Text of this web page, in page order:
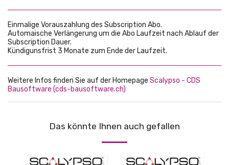
Einmalige Vorauszahlung des Subscription Abo.
Automaische Verlängerung um die Abo Laufzeit nach Ablauf der
Subscription Dauer.
Kündigunsfrist 3 Monate zum Ende der Laufzeit.
Weitere Infos finden Sie auf der Homepage Scalypso - CDS
Bausoftware (cds-bausoftware.ch)
Das könnte Ihnen auch gefallen